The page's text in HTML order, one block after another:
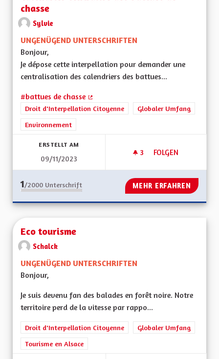
chasse
Sylvie
UNGENÜGEND UNTERSCHRIFTEN
Bonjour,
Je dépose cette interpellation pour demander une
centralisation des calendriers des battues...
#battues de chasse
(Externer Link)
Droit d'Interpellation Citoyenne
Globaler Umfang
Environnement
ERSTELLT AM
09/11/2023
3 3 FOLLOWER
FOLGEN
CALENDRIER
1/2000 Unterschrift MEHR ERFAHREN
Eco tourisme
Schalck
UNGENÜGEND UNTERSCHRIFTEN
Bonjour,
Je suis devenu fan des balades en forêt noire. Notre
territoire perd de la vitesse par rappo...
Droit d'Interpellation Citoyenne
Globaler Umfang
Tourisme en Alsace